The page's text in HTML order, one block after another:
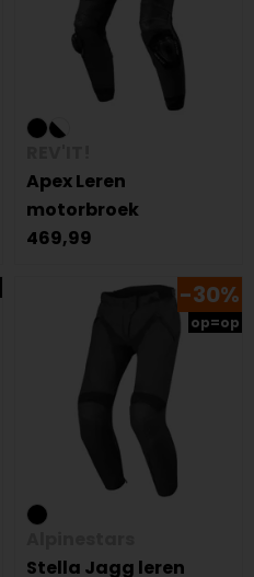
Apex Leren
motorbroek
469,99
-30%
op=op
Stella Jagg leren